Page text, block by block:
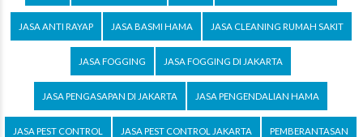
JASA ANTI RAYAP JASA BASMI HAMA JASA CLEANING RUMAH SAKIT
JASA FOGGING JASA FOGGING DI JAKARTA
JASA PENGASAPAN DI JAKARTA JASA PENGENDALIAN HAMA
JASA PEST CONTROL JASA PEST CONTROL JAKARTA PEMBERANTASAN